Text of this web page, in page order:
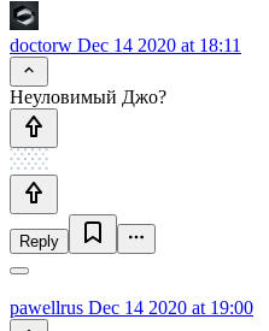
doctorw Dec 14 2020 at 18:11
Неуловимый Джо?
Reply
pawellrus Dec 14 2020 at 19:00